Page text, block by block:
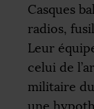
Casques
radios,
Leur
celui de
militaire du